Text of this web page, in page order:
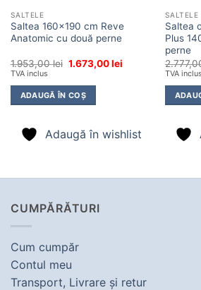
SALTELE
Saltea 160×190 cm Reve
Anatomic cu două perne
1.953,00lei Prețul
fost:
1.953,00 lei.
1.673,00leiPrețul
1.673,00 lei.
TVA inclus
ADAUGĂ ÎN COȘ
Adaugă în wishlist
SALTELE
Saltea
Plus
perne
TVA inclus
CUMPĂRĂTURI
Cum cumpăr
Contul meu
Transport, Livrare şi retur